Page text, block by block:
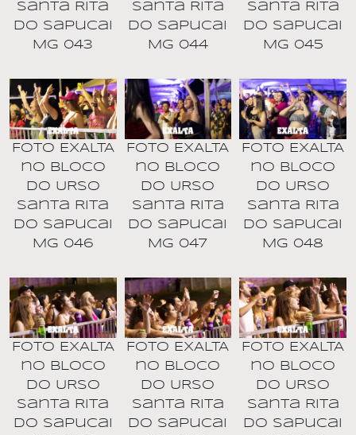
Santa Rita
do Sapucai
MG 043
Santa Rita
do Sapucai
MG 044
Santa Rita
do Sapucai
MG 045
Foto EXALTA
no BLOCO
DO URSO
Santa Rita
do Sapucai
MG 046
Foto EXALTA
no BLOCO
DO URSO
Santa Rita
do Sapucai
MG 047
Foto EXALTA
no BLOCO
DO URSO
Santa Rita
do Sapucai
MG 048
Foto EXALTA
no BLOCO
DO URSO
Santa Rita
do Sapucai
Foto EXALTA
no BLOCO
DO URSO
Santa Rita
do Sapucai
Foto EXALTA
no BLOCO
DO URSO
Santa Rita
do Sapucai